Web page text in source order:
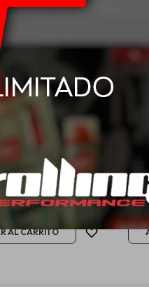
25,00